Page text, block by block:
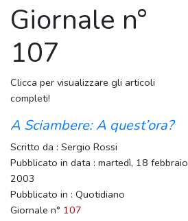
Giornale n°
107
Clicca per visualizzare gli articoli
completi!
A Sciambere: A quest’ora?
Scritto da : Sergio Rossi
Pubblicato in data : martedì, 18 febbraio
2003
Pubblicato in : Quotidiano
Giornale n° 107